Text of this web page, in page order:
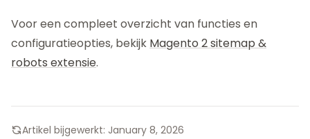
Voor een compleet overzicht van functies en
configuratieopties, bekijk Magento 2 sitemap &
robots extensie.
Artikel bijgewerkt: January 8, 2026